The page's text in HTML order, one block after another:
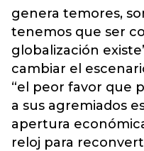
genera temores,
tenemos que ser
globalización
cambiar el
“el peor favor que
a sus agremiados
apertura
reloj para